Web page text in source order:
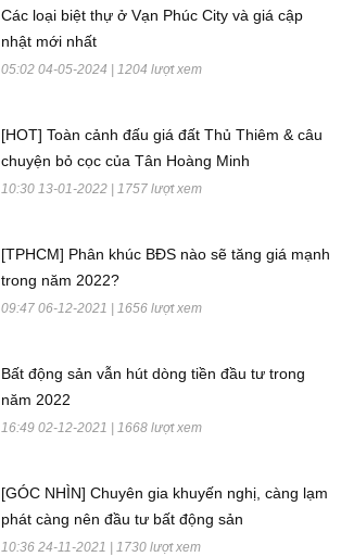
Các loại biệt thự ở Vạn Phúc City và giá cập
nhật mới nhất
05:02 04-05-2024 | 1204 lượt xem
[HOT] Toàn cảnh đấu giá đất Thủ Thiêm & câu
chuyện bỏ cọc của Tân Hoàng Minh
10:30 13-01-2022 | 1757 lượt xem
[TPHCM] Phân khúc BĐS nào sẽ tăng giá mạnh
trong năm 2022?
09:47 06-12-2021 | 1656 lượt xem
Bất động sản vẫn hút dòng tiền đầu tư trong
năm 2022
16:49 02-12-2021 | 1668 lượt xem
[GÓC NHÌN] Chuyên gia khuyến nghị, càng lạm
phát càng nên đầu tư bất động sản
10:36 24-11-2021 | 1730 lượt xem